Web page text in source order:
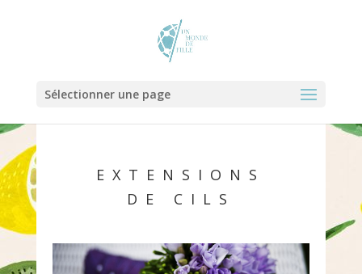
Sélectionner une page
EXTENSIONS
DE CILS